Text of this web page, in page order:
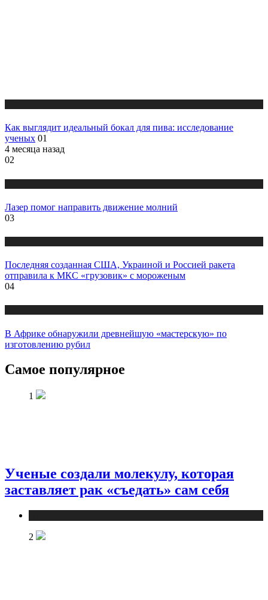
Как выглядит идеальный бокал для пива: исследование
ученых 01
4 месяца назад
02
Лазер помог направить движение молний
03
Последняя созданная США, Украиной и Россией ракета
отправила к МКС «грузовик» с мороженым
04
В Африке обнаружили древнейшую «мастерскую» по
изготовлению рубил
Самое популярное
1
Ученые создали молекулу, которая
заставляет рак «съедать» сам себя
2